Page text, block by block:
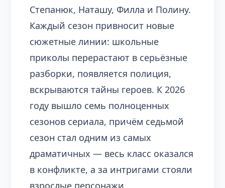
Степанюк, Наташу, Филла и Полину.
Каждый сезон привносит новые
сюжетные линии: школьные
приколы перерастают в серьёзные
разборки, появляется полиция,
вскрываются тайны героев. К 2026
году вышло семь полноценных
сезонов сериала, причём седьмой
сезон стал одним из самых
драматичных — весь класс оказался
в конфликте, а за интригами стояли
взрослые персонажи.